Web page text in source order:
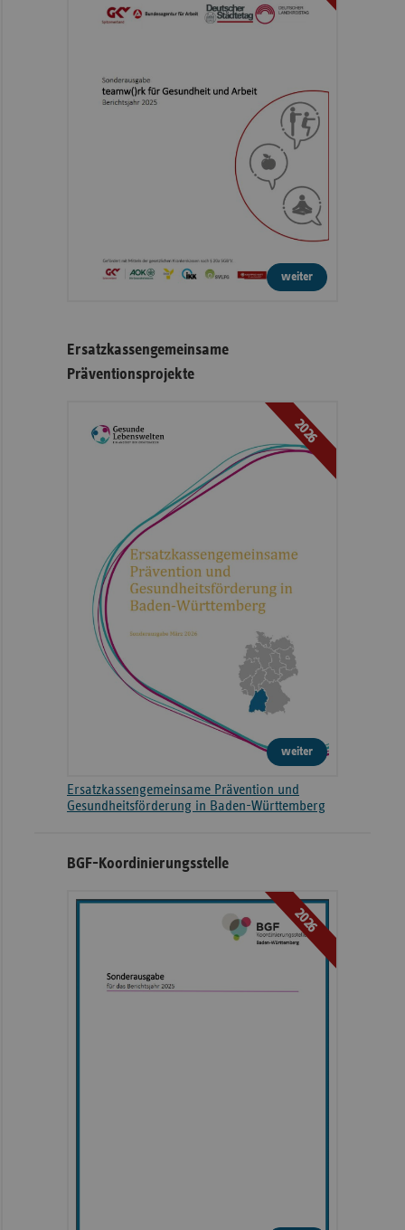
weiter
Ersatzkassengemeinsame
Präventionsprojekte
2026
weiter
Ersatzkassengemeinsame Prävention und
Gesundheitsförderung in Baden-Württemberg
BGF-Koordinierungsstelle
2026